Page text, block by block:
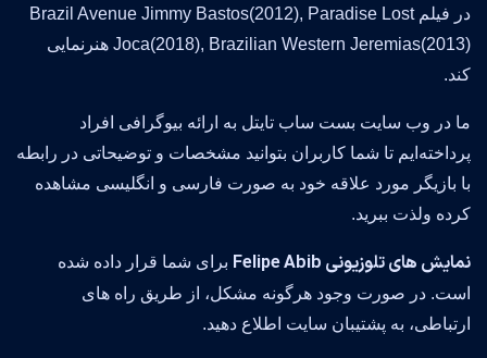
در فیلم Brazil Avenue Jimmy Bastos(2012), Paradise Lost
Joca(2018), Brazilian Western Jeremias(2013) هنرنمایی
کند.
ما در وب سایت بست ساب تایتل به ارائه بیوگرافی افراد
پرداخته‌ایم تا شما کاربران بتوانید مشخصات و توضیحاتی در رابطه
با بازیگر مورد علاقه خود به صورت فارسی و انگلیسی مشاهده
کرده ولذت ببرید.
نمایش های تلوزیونی Felipe Abib
برای شما قرار داده شده
است. در صورت وجود هرگونه مشکل، از طریق راه های
ارتباطی، به پشتیبان سایت اطلاع دهید.